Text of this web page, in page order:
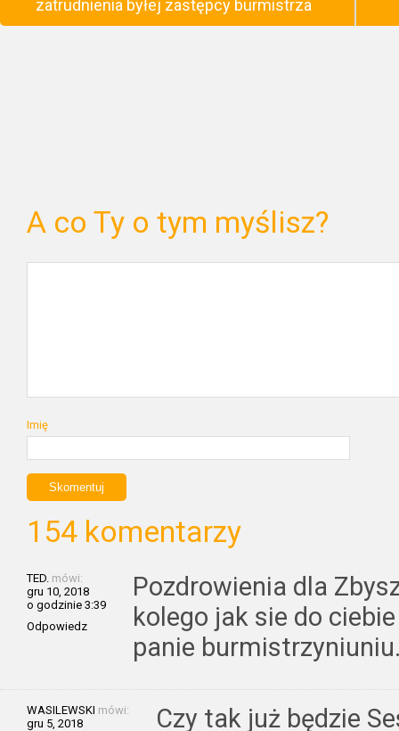
zatrudnienia byłej zastępcy burmistrza
A co Ty o tym myślisz?
Imię
154 komentarzy
TED. mówi:
gru 10, 2018
o godzinie 3:39
Odpowiedz
Pozdrowienia dla
kolego jak sie do
panie
WASILEWSKI mówi:
gru 5, 2018
Czy tak już będzie